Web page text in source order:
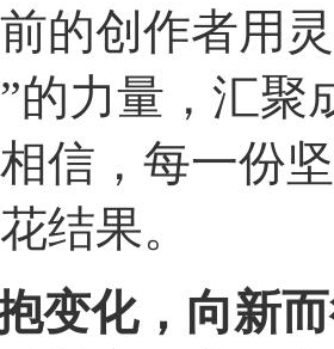
的创作者用
的力量，汇聚
信，每一份
结果。
变化，向新